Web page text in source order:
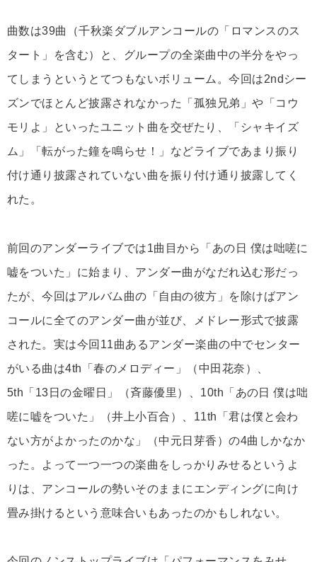
曲数は39曲（千秋楽ダブルアンコールの「ロマンスのス
タート」を含む）と、グループの全楽曲中の半分をやっ
てしまうというとてつもないボリューム。今回は2ndシー
ズンでほとんど披露されなかった「孤独兄弟」や「コウ
モリよ」といったユニット曲を交ぜたり、「シャキイズ
ム」「転がった鐘を鳴らせ！」などライブであまり振り
付け通り披露されていない曲を振り付け通り披露してく
れた。
前回のアンダーライブでは1曲目から「あの日 僕は咄嗟に
嘘をついた」に始まり、アンダー曲がなだれ込む形だっ
たが、今回はアルバム曲の「自由の彼方」を除けばアン
コールに全てのアンダー曲が並び、メドレー形式で披露
された。実は今回11曲あるアンダー楽曲の中でセンター
がいる曲は4th「春のメロディー」（中田花奈）、
5th「13日の金曜日」（斉藤優里）、10th「あの日 僕は咄
嗟に嘘をついた」（井上小百合）、11th「君は僕と会わ
ない方がよかったのかな」（中元日芽香）の4曲しかなか
った。よって一つ一つの楽曲をしっかりみせるというよ
りは、アンコールの勢いそのままにエンディングに向け
畳み掛けるという意味合いもあったのかもしれない。